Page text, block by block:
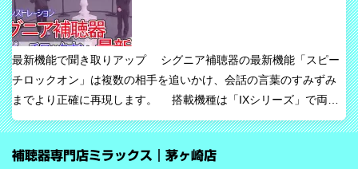
な考え方です。 ビビアの中核は【IA】という考え方 ビビアで
は、リサウンドがIntelligence Augmented（インテリジェンス・オ
ーグメンテッド）と呼ぶ考え方を採用しています。 これは、AIが
すべてを一方的に処理するのではなく、人の脳が本来持っている
音を選び取る力を支えるという発想で、脳の自然な処理を助ける
ためのAIとしています。 騒がしい場所では、相手の声だけでな
音が同時に耳に入ってきます。 ビビアは、そうした場面で必要な
最新機能で聞き取りアップ シグニア補聴器の最新機能「スピー
チロックオン」は複数の相手を追いかけ、会話の言葉のすみずみ
までより正確に再現します。 搭載機種は「IXシリーズ」で両耳
装用時に働きます。片耳装用の場合は、ワードロックオン機能で
し、7クラスならデータを192,000個収集するから、騒音下での言
補聴器専門店ミラックス｜茅ヶ崎店